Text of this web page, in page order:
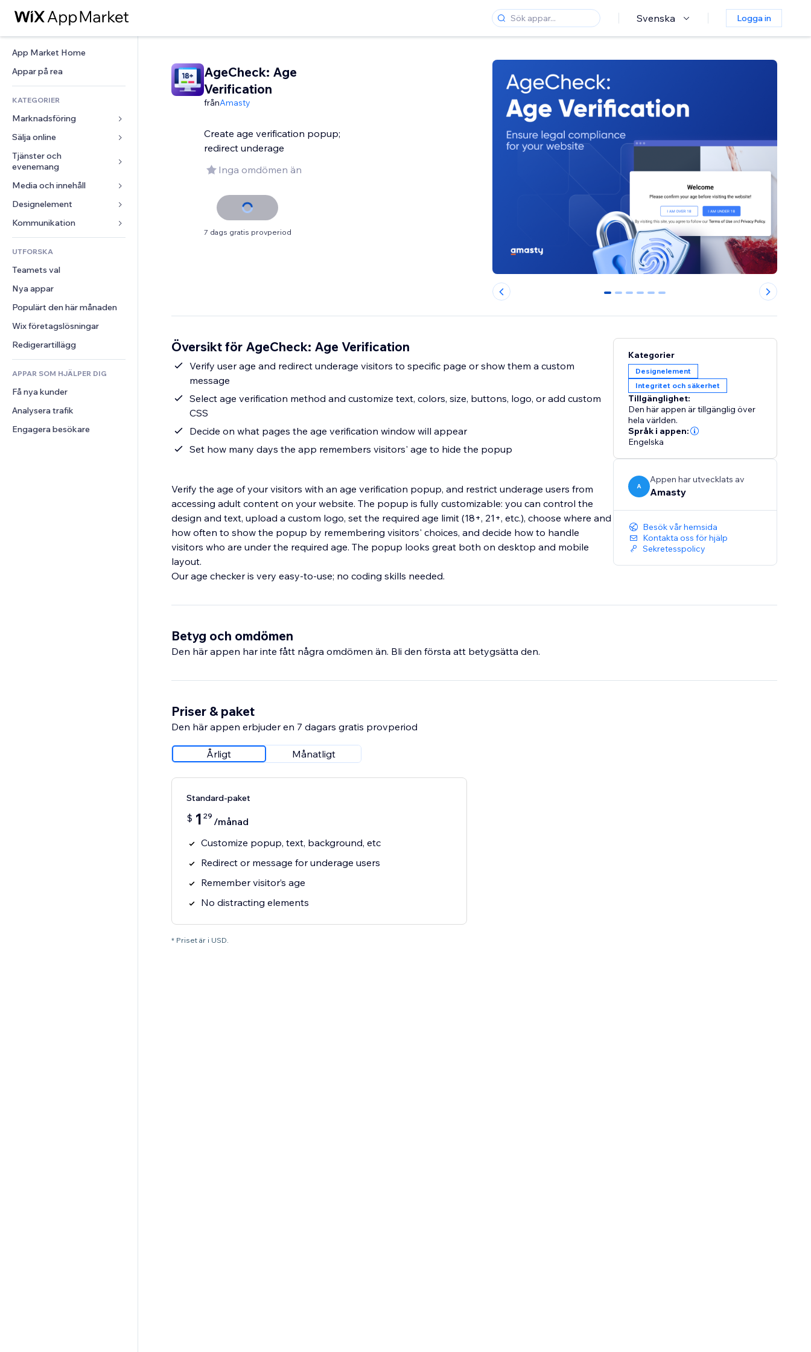
Svenska Logga in
App Market Home
Appar på rea
KATEGORIER
Marknadsföring
Annonser
Mobil
Statistik
Sociala medier
SEO
Interaktioner
Listningar
E-post
Konvertering
Sälja online
Appar för butiker
Frakt och leverans
Sälj-knappar
Onlinekurser
Beställtryck
Redovisning
Kuponger och lojalitet
Lagerlösningar
Dropshipping
Priser och abonnemang
Crowdfunding
Mat och dryck
Tjänster och
evenemang
Hotell
Evenemang
Restauranger
Fastigheter
Bokningar
Media och innehåll
Galleri
Musik
Podcasts
Fotografering
Video
PDF
Fildelning
Nyheter
Designelement
Kartor och navigering
Integritet och säkerhet
Klocka
Sidmallar
Bildeffekter
Knappar och menyer
Banners och märken
Kalkylatorer
Sök
Väder
Diagram och tabeller
Formulär
Undersökningar
Chatt
Kommentarer
Telefon
Community
Omdömen och recensioner
CRM
UTFORSKA
Teamets val
Nya appar
Populärt den här månaden
Wix företagslösningar
Redigerartillägg
APPAR SOM HJÄLPER DIG
Få nya kunder
Analysera trafik
Engagera besökare
AgeCheck: Age
Verification
frånAmasty
Create age verification popup;
redirect underage
Inga omdömen än
7 dags gratis provperiod
0 1 2 3 4 5
Översikt för AgeCheck: Age Verification
Verify user age and redirect underage visitors to specific page or show them a custom
message
Select age verification method and customize text, colors, size, buttons, logo, or add custom
CSS
Decide on what pages the age verification window will appear
Set how many days the app remembers visitors' age to hide the popup
Verify the age of your visitors with an age verification popup, and restrict underage users from
accessing adult content on your website. The popup is fully customizable: you can control the
design and text, upload a custom logo, set the required age limit (18+, 21+, etc.), choose where and
how often to show the popup by remembering visitors' choices, and decide how to handle
visitors who are under the required age. The popup looks great both on desktop and mobile
layout.
Our age checker is very easy-to-use; no coding skills needed.
Kategorier
Designelement
Integritet och säkerhet
Tillgänglighet:
Den här appen är tillgänglig över
hela världen.
Språk i appen:
Engelska
A
Appen har utvecklats av
Amasty
Besök vår hemsida
Kontakta oss för hjälp
Sekretesspolicy
Betyg och omdömen
Den här appen har inte fått några omdömen än. Bli den första att betygsätta den.
Priser & paket
Den här appen erbjuder en 7 dagars gratis provperiod
Årligt Månatligt
Standard-paket
$ 1 29 /månad
Customize popup, text, background, etc
Redirect or message for underage users
Remember visitor’s age
No distracting elements
* Priset är i USD.